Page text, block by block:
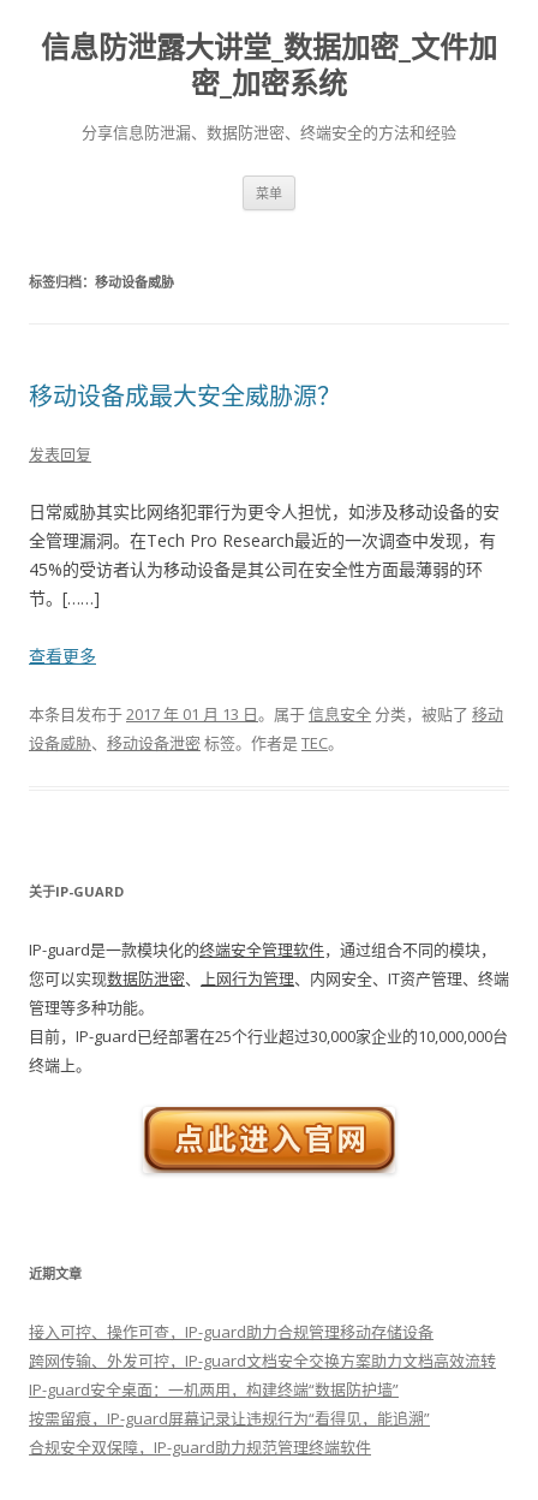
信息防泄露大讲堂_数据加密_文件加
密_加密系统
分享信息防泄漏、数据防泄密、终端安全的方法和经验
菜单
标签归档： 移动设备威胁
移动设备成最大安全威胁源？
发表回复
日常威胁其实比网络犯罪行为更令人担忧，如涉及移动设备的安
全管理漏洞。在Tech Pro Research最近的一次调查中发现，有
45%的受访者认为移动设备是其公司在安全性方面最薄弱的环
节。[……]
查看更多
本条目发布于2017 年 01 月 13 日。属于信息安全分类，被贴了 移动
设备威胁、 移动设备泄密标签。 作者是TEC。
关于IP-GUARD
IP-guard是一款模块化的终端安全管理软件，通过组合不同的模块，
您可以实现数据防泄密、 上网行为管理、内网安全、IT资产管理、终端
管理等多种功能。
目前，IP-guard已经部署在25个行业超过30,000家企业的10,000,000台
终端上。
近期文章
接入可控、操作可查，IP-guard助力合规管理移动存储设备
跨网传输、外发可控，IP-guard文档安全交换方案助力文档高效流转
IP-guard安全桌面：一机两用，构建终端“数据防护墙”
按需留痕，IP-guard屏幕记录让违规行为“看得见，能追溯”
合规安全双保障，IP-guard助力规范管理终端软件